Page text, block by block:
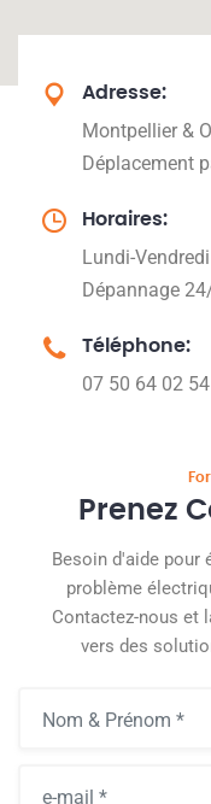
Adresse:
Montpellier &
Déplacement
Horaires:
Lundi-
Dépannage
Téléphone:
07 50 64 02 54
Prenez
Besoin d'aide pour
problème
Contactez-nous et
vers des